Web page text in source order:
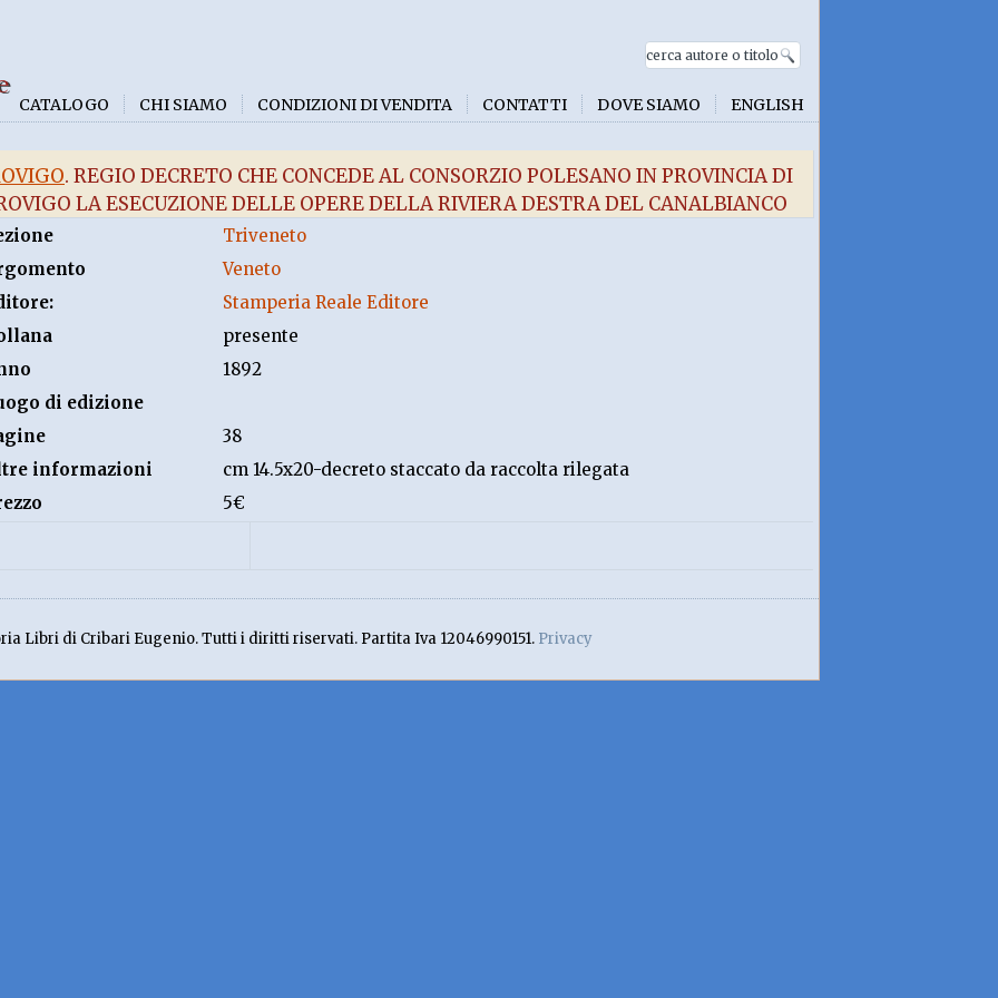
CATALOGO CHI SIAMO CONDIZIONI DI VENDITA CONTATTI DOVE SIAMO ENGLISH
. REGIO DECRETO CHE CONCEDE AL CONSORZIO POLESANO IN PROVINCIA DI
LA ESECUZIONE DELLE OPERE DELLA RIVIERA DESTRA DEL CANALBIANCO
Triveneto
Veneto
Stamperia Reale Editore
presente
1892
di edizione
38
informazioni
cm 14.5x20-decreto staccato da raccolta rilegata
5€
Libri di Cribari Eugenio. Tutti i diritti riservati. Partita Iva 12046990151. Privacy